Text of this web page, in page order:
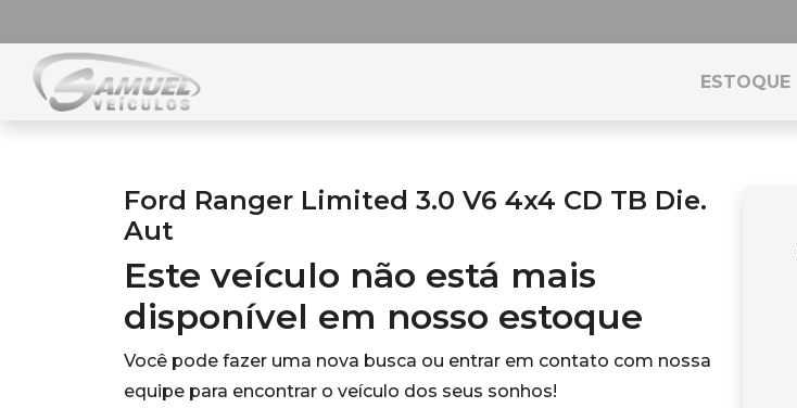
ESTOQUE
Ford Ranger Limited 3.0 V6 4x4 CD TB Die.
Aut
Este veículo não está mais
disponível em nosso estoque
Você pode fazer uma nova busca ou entrar em contato com nossa
equipe para encontrar o veículo dos seus sonhos!